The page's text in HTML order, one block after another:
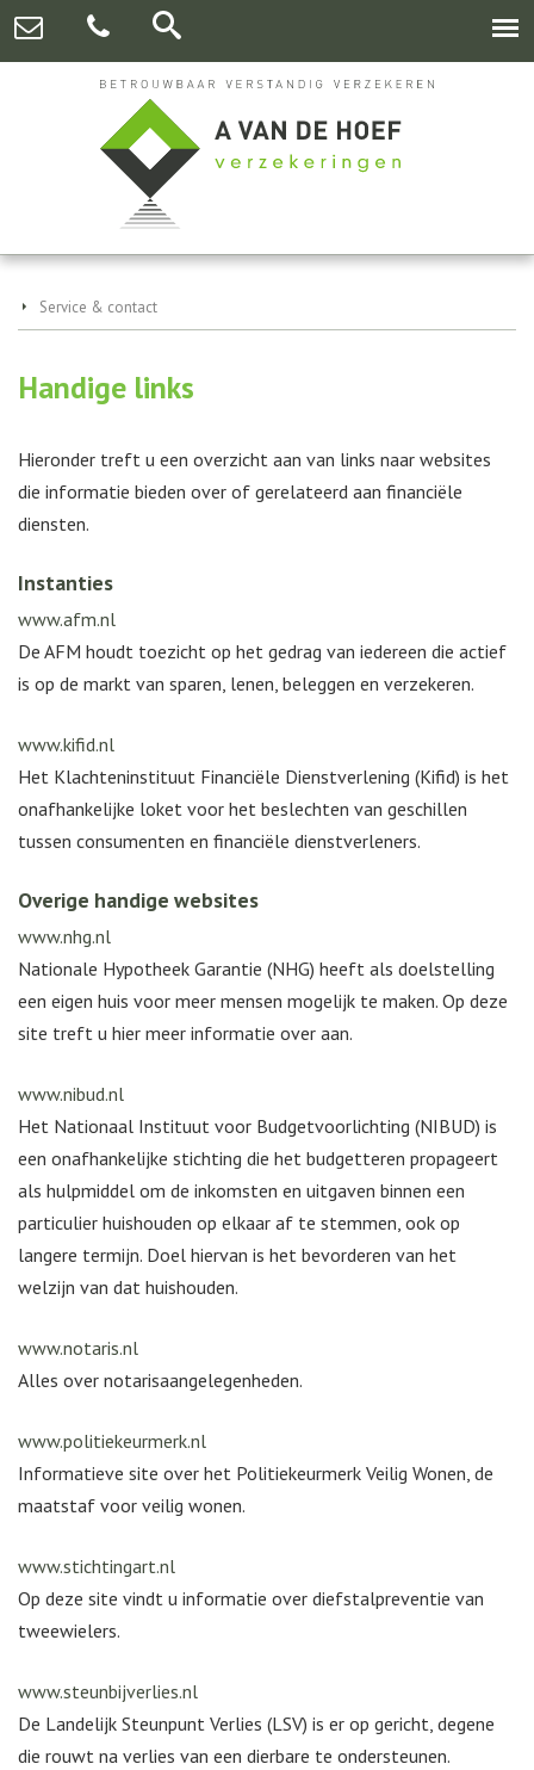
Service & contact
Handige links
Hieronder treft u een overzicht aan van links naar websites
die informatie bieden over of gerelateerd aan financiële
diensten.
Instanties
www.afm.nl
De AFM houdt toezicht op het gedrag van iedereen die actief
is op de markt van sparen, lenen, beleggen en verzekeren.
www.kifid.nl
Het Klachteninstituut Financiële Dienstverlening (Kifid) is het
onafhankelijke loket voor het beslechten van geschillen
tussen consumenten en financiële dienstverleners.
Overige handige websites
www.nhg.nl
Nationale Hypotheek Garantie (NHG) heeft als doelstelling
een eigen huis voor meer mensen mogelijk te maken. Op deze
site treft u hier meer informatie over aan.
www.nibud.nl
Het Nationaal Instituut voor Budgetvoorlichting (NIBUD) is
een onafhankelijke stichting die het budgetteren propageert
als hulpmiddel om de inkomsten en uitgaven binnen een
particulier huishouden op elkaar af te stemmen, ook op
langere termijn. Doel hiervan is het bevorderen van het
welzijn van dat huishouden.
www.notaris.nl
Alles over notarisaangelegenheden.
www.politiekeurmerk.nl
Informatieve site over het Politiekeurmerk Veilig Wonen, de
maatstaf voor veilig wonen.
www.stichtingart.nl
Op deze site vindt u informatie over diefstalpreventie van
tweewielers.
www.steunbijverlies.nl
De Landelijk Steunpunt Verlies (LSV) is er op gericht, degene
die rouwt na verlies van een dierbare te ondersteunen.